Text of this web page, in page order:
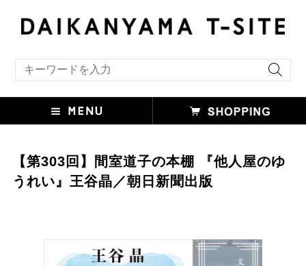
【第303回】間室道子の本棚 『他人屋のゆ
うれい』王谷晶／朝日新聞出版